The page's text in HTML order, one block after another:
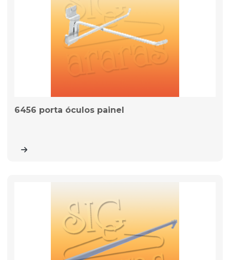
6456 porta óculos painel